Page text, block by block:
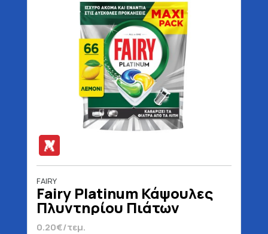
FAIRY
Fairy Platinum Κάψουλες
Πλυντηρίου Πιάτων
Λεμόνι 66 Τεμάχια
0.20€/τεμ.